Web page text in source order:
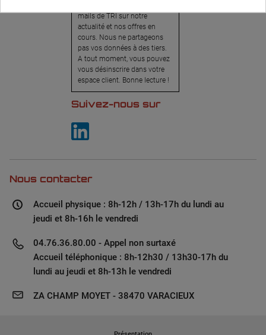
mails de TRI sur notre
actualité et nos offres en
cours. Nous ne partageons
pas vos données à des tiers.
A tout moment, vous pouvez
vous désinscrire dans votre
espace client. Bonne lecture !
Suivez-nous sur
Nous contacter
Accueil physique : 8h-12h / 13h-17h du lundi au
jeudi et 8h-16h le vendredi
04.76.36.80.00 - Appel non surtaxé
Accueil téléphonique : 8h-12h30 / 13h30-17h du
lundi au jeudi et 8h-13h le vendredi
ZA CHAMP MOYET - 38470 VARACIEUX